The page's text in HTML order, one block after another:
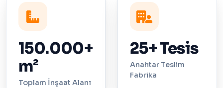
150.000+
m²
Toplam İnşaat Alanı
25+ Tesis
Anahtar Teslim
Fabrika